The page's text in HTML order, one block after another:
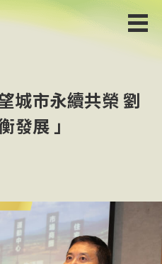
城市永續共榮 劉
發展 」